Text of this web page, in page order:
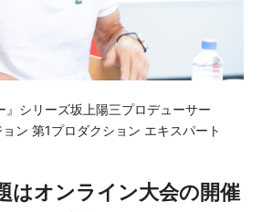
』シリーズ坂上陽三プロデューサー
ン 第1プロダクション エキスパート
はオンライン大会の開催